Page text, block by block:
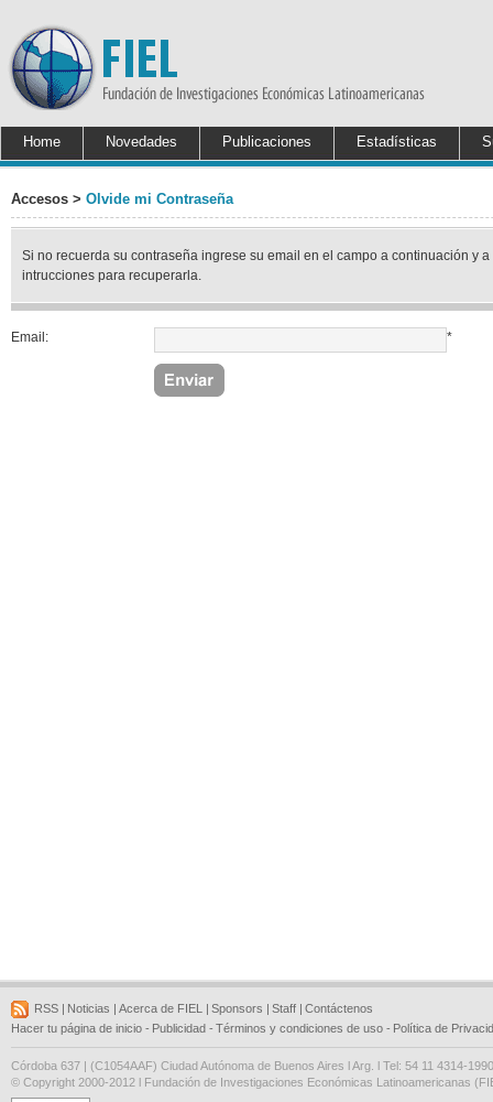
Home Novedades Publicaciones Estadísticas
Accesos > Olvide mi Contraseña
Si no recuerda su contraseña ingrese su email en el campo a continuación y
intrucciones para recuperarla.
Email: *
RSS | Noticias | Acerca de FIEL | Sponsors | Staff | Contáctenos
Hacer tu página de inicio - Publicidad - Términos y condiciones de uso - Política de
Córdoba 637 | (C1054AAF) Ciudad Autónoma de Buenos Aires l Arg. l Tel: 54 11 4314-1990
© Copyright 2000-2012 l Fundación de Investigaciones Económicas Latinoamericanas